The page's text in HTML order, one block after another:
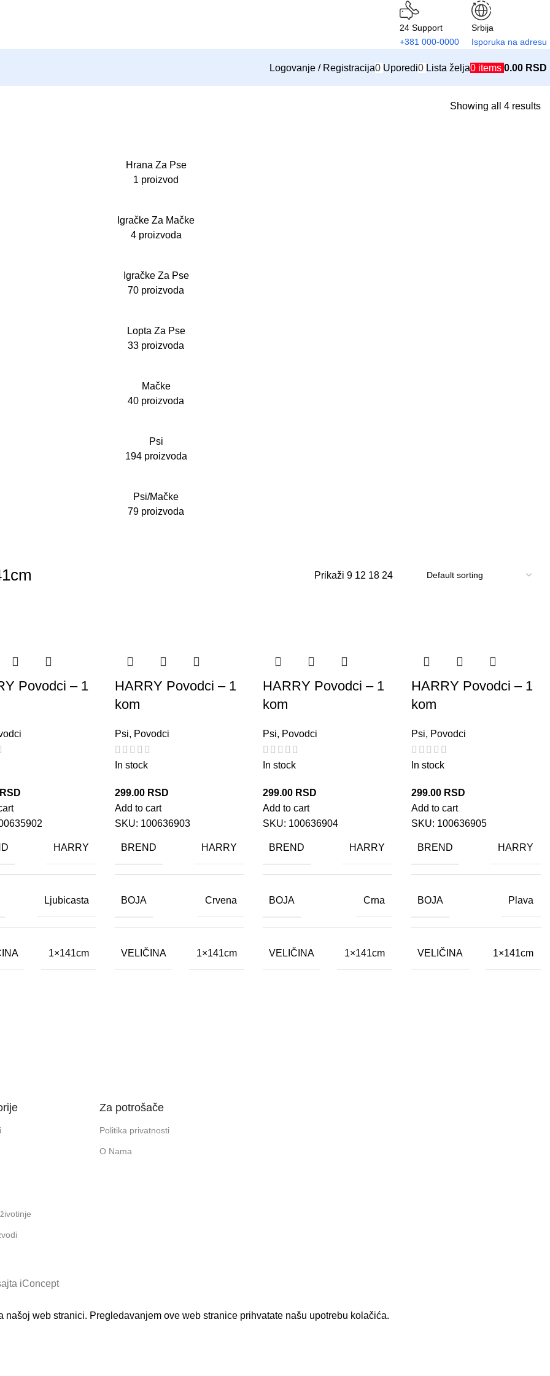
24 Support
+381 000-0000
Srbija
Isporuka na adresu
Logovanje / Registracija0 Uporedi0 Lista želja0 items 0.00 RSD
Showing all 4 results
Hrana Za Pse
1 proizvod
Igračke Za Mačke
4 proizvoda
Igračke Za Pse
70 proizvoda
Lopta Za Pse
33 proizvoda
Mačke
40 proizvoda
Psi
194 proizvoda
Psi/Mačke
79 proizvoda
Prikaži 9 12 18 24
Povodci – 1
RSD
HARRY
Ljubicasta
1×141cm
HARRY Povodci – 1
kom
Psi, Povodci
In stock
299.00 RSD
Add to cart
SKU: 100636903
BREND HARRY
BOJA Crvena
VELIČINA 1×141cm
HARRY Povodci – 1
kom
Psi, Povodci
In stock
299.00 RSD
Add to cart
SKU: 100636904
BREND HARRY
BOJA Crna
VELIČINA 1×141cm
HARRY Povodci – 1
kom
Psi, Povodci
In stock
299.00 RSD
Add to cart
SKU: 100636905
BREND HARRY
BOJA Plava
VELIČINA 1×141cm
Za potrošače
Politika privatnosti
O Nama
iConcept
web stranici. Pregledavanjem ove web stranice prihvatate našu upotrebu kolačića.